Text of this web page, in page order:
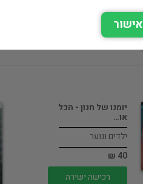
יומנו של חנון - הכל
או…
ילדים ונוער
40 ₪
רכישה ישירה
אישור